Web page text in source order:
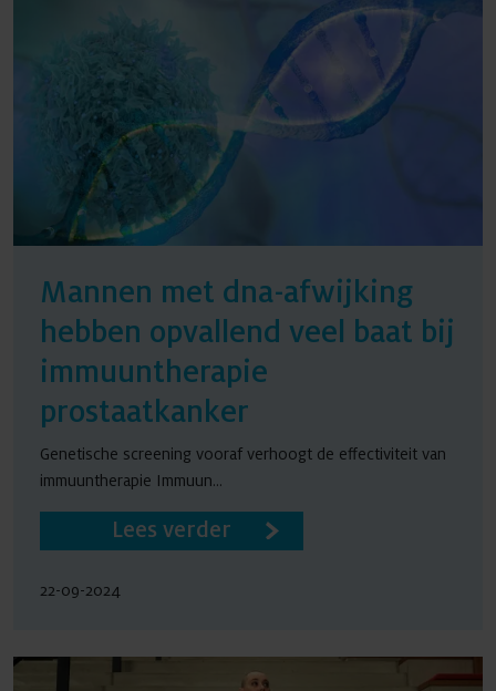
Mannen met dna-afwijking
hebben opvallend veel baat bij
immuuntherapie
prostaatkanker
Genetische screening vooraf verhoogt de effectiviteit van
immuuntherapie Immuun...
Lees verder
22-09-2024